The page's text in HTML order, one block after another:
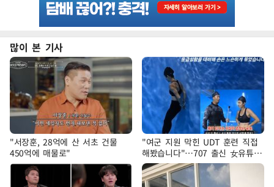
많이 본 기사
"서장훈, 28억에 산 서초 건물
450억에 매물로"
"여군 지원 막힌 UDT 훈련 직접
해봤습니다"…707 출신 女유튜버
'완벽 소화'